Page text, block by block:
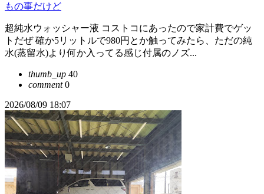
もの事だけど
超純水ウォッシャー液 コストコにあったので家計費でゲッ
トだぜ 確か5リットルで980円とか触ってみたら、ただの純
水(蒸留水)より何か入ってる感じ付属のノズ...
thumb_up 40
comment0
2026/08/09 18:07